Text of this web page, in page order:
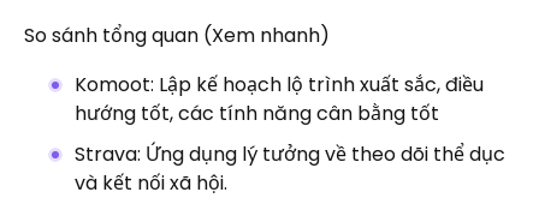
So sánh tổng quan (Xem nhanh)
Komoot: Lập kế hoạch lộ trình xuất sắc, điều
hướng tốt, các tính năng cân bằng tốt
Strava: Ứng dụng lý tưởng về theo dõi thể dục
và kết nối xã hội.